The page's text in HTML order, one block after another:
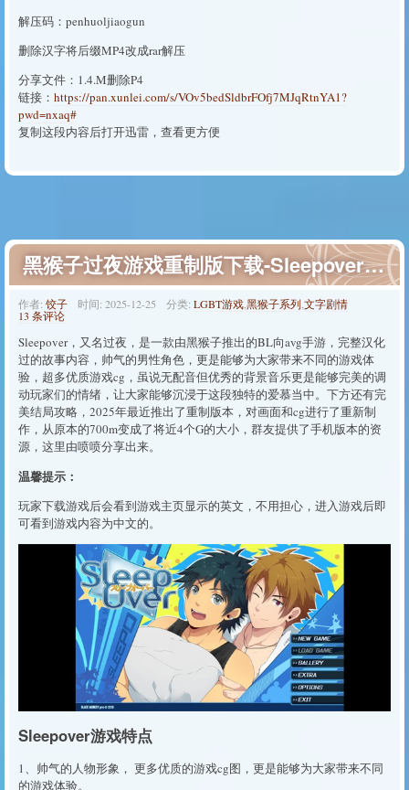
解压码：penhuoljiaogun
删除汉字将后缀MP4改成rar解压
分享文件：1.4.M删除P4
链接： https://pan.xunlei.com/s/VOv5bedSldbrFOfj7MJqRtnYA1?
pwd=nxaq#
复制这段内容后打开迅雷，查看更方便
黑猴子过夜游戏重制版下载-Sleepover过夜手机安卓版下载
作者: 饺子 时间: 2025-12-25 分类: LGBT游戏黑猴子系列文字剧情
13 条评论
Sleepover，又名过夜，是一款由黑猴子推出的BL向avg手游，完整汉化
过的故事内容，帅气的男性角色，更是能够为大家带来不同的游戏体
验，超多优质游戏cg，虽说无配音但优秀的背景音乐更是能够完美的调
动玩家们的情绪，让大家能够沉浸于这段独特的爱慕当中。下方还有完
美结局攻略，2025年最近推出了重制版本，对画面和cg进行了重新制
作，从原本的700m变成了将近4个G的大小，群友提供了手机版本的资
源，这里由喷喷分享出来。
温馨提示：
玩家下载游戏后会看到游戏主页显示的英文，不用担心，进入游戏后即
可看到游戏内容为中文的。
Sleepover游戏特点
1、帅气的人物形象， 更多优质的游戏cg图，更是能够为大家带来不同
的游戏体验。